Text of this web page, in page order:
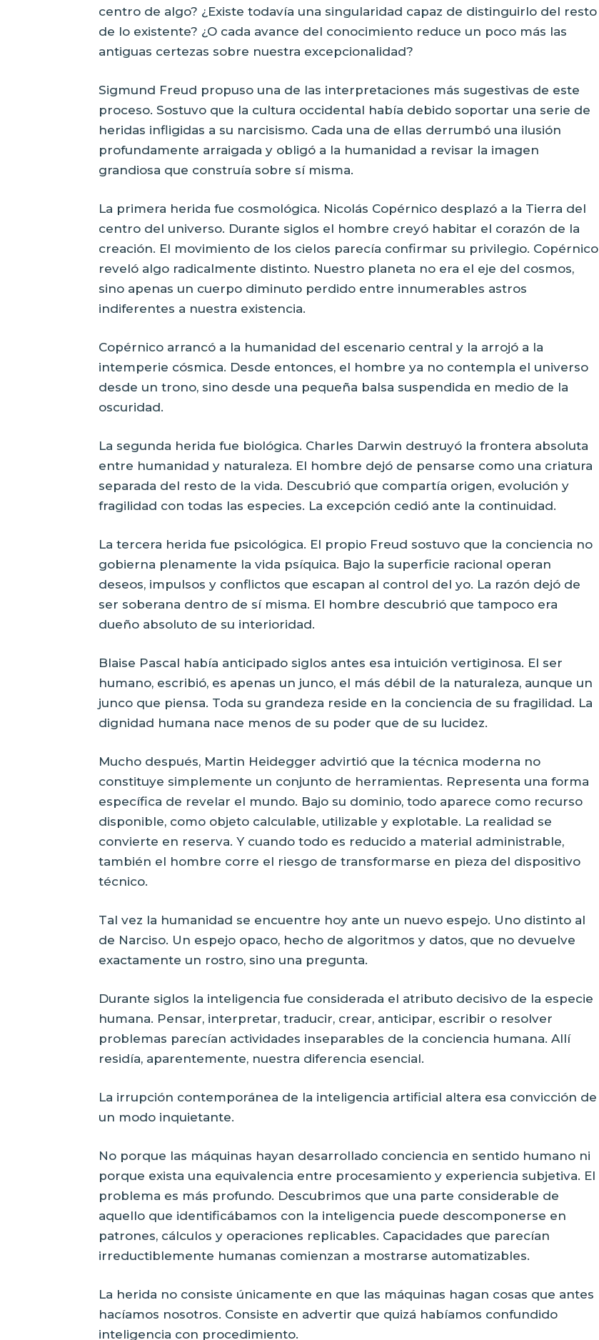
centro de algo? ¿Existe todavía una singularidad capaz de distinguirlo del resto
de lo existente? ¿O cada avance del conocimiento reduce un poco más las
antiguas certezas sobre nuestra excepcionalidad?
Sigmund Freud propuso una de las interpretaciones más sugestivas de este
proceso. Sostuvo que la cultura occidental había debido soportar una serie de
heridas infligidas a su narcisismo. Cada una de ellas derrumbó una ilusión
profundamente arraigada y obligó a la humanidad a revisar la imagen
grandiosa que construía sobre sí misma.
La primera herida fue cosmológica. Nicolás Copérnico desplazó a la Tierra del
centro del universo. Durante siglos el hombre creyó habitar el corazón de la
creación. El movimiento de los cielos parecía confirmar su privilegio. Copérnico
reveló algo radicalmente distinto. Nuestro planeta no era el eje del cosmos,
sino apenas un cuerpo diminuto perdido entre innumerables astros
indiferentes a nuestra existencia.
Copérnico arrancó a la humanidad del escenario central y la arrojó a la
intemperie cósmica. Desde entonces, el hombre ya no contempla el universo
desde un trono, sino desde una pequeña balsa suspendida en medio de la
oscuridad.
La segunda herida fue biológica. Charles Darwin destruyó la frontera absoluta
entre humanidad y naturaleza. El hombre dejó de pensarse como una criatura
separada del resto de la vida. Descubrió que compartía origen, evolución y
fragilidad con todas las especies. La excepción cedió ante la continuidad.
La tercera herida fue psicológica. El propio Freud sostuvo que la conciencia no
gobierna plenamente la vida psíquica. Bajo la superficie racional operan
deseos, impulsos y conflictos que escapan al control del yo. La razón dejó de
ser soberana dentro de sí misma. El hombre descubrió que tampoco era
dueño absoluto de su interioridad.
Blaise Pascal había anticipado siglos antes esa intuición vertiginosa. El ser
humano, escribió, es apenas un junco, el más débil de la naturaleza, aunque un
junco que piensa. Toda su grandeza reside en la conciencia de su fragilidad. La
dignidad humana nace menos de su poder que de su lucidez.
Mucho después, Martin Heidegger advirtió que la técnica moderna no
constituye simplemente un conjunto de herramientas. Representa una forma
específica de revelar el mundo. Bajo su dominio, todo aparece como recurso
disponible, como objeto calculable, utilizable y explotable. La realidad se
convierte en reserva. Y cuando todo es reducido a material administrable,
también el hombre corre el riesgo de transformarse en pieza del dispositivo
técnico.
Tal vez la humanidad se encuentre hoy ante un nuevo espejo. Uno distinto al
de Narciso. Un espejo opaco, hecho de algoritmos y datos, que no devuelve
exactamente un rostro, sino una pregunta.
Durante siglos la inteligencia fue considerada el atributo decisivo de la especie
humana. Pensar, interpretar, traducir, crear, anticipar, escribir o resolver
problemas parecían actividades inseparables de la conciencia humana. Allí
residía, aparentemente, nuestra diferencia esencial.
La irrupción contemporánea de la inteligencia artificial altera esa convicción de
un modo inquietante.
No porque las máquinas hayan desarrollado conciencia en sentido humano ni
porque exista una equivalencia entre procesamiento y experiencia subjetiva. El
problema es más profundo. Descubrimos que una parte considerable de
aquello que identificábamos con la inteligencia puede descomponerse en
patrones, cálculos y operaciones replicables. Capacidades que parecían
irreductiblemente humanas comienzan a mostrarse automatizables.
La herida no consiste únicamente en que las máquinas hagan cosas que antes
hacíamos nosotros. Consiste en advertir que quizá habíamos confundido
inteligencia con procedimiento.